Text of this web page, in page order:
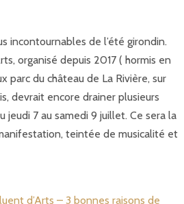
incontournables de l’été girondin.
organisé depuis 2017 ( hormis en
parc du château de La Rivière, sur
devrait encore drainer plusieurs
jeudi 7 au samedi 9 juillet. Ce sera la
teintée de musicalité et